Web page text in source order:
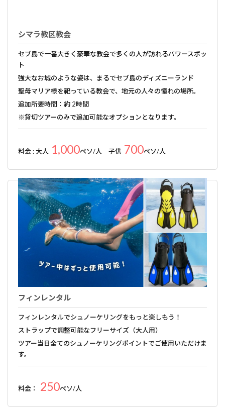
シマラ教区教会
セブ島で一番大きく豪華な教会で多くの人が訪れるパワースポッ
ト
強大なお城のような姿は、まるでセブ島のディズニーランド
聖母マリア様を祀っている教会で、地元の人々の憧れの場所。
追加所要時間：約 2時間
※貸切ツアーのみで追加可能なオプションとなります。
料金 : 大人 1,000ペソ/人 子供 700ペソ/人
フィンレンタル
フィンレンタルでシュノーケリングをもっと楽しもう！
ストラップで調整可能なフリーサイズ（大人用）
ツアー当日全てのシュノーケリングポイントでご使用いただけま
す。
料金： 250ペソ/人